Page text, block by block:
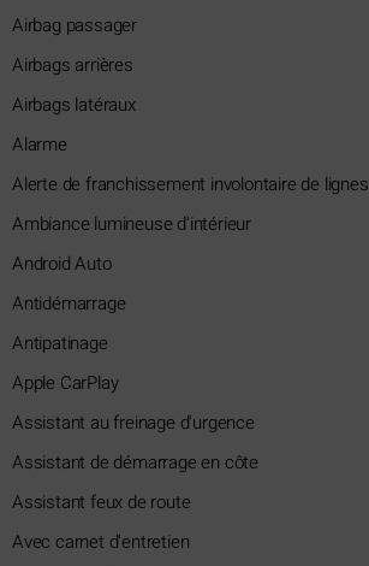
Airbag passager
Airbags arrières
Airbags latéraux
Alarme
Alerte de franchissement involontaire de lignes
Ambiance lumineuse d'intérieur
Android Auto
Antidémarrage
Antipatinage
Apple CarPlay
Assistant au freinage d'urgence
Assistant de démarrage en côte
Assistant feux de route
Avec carnet d'entretien